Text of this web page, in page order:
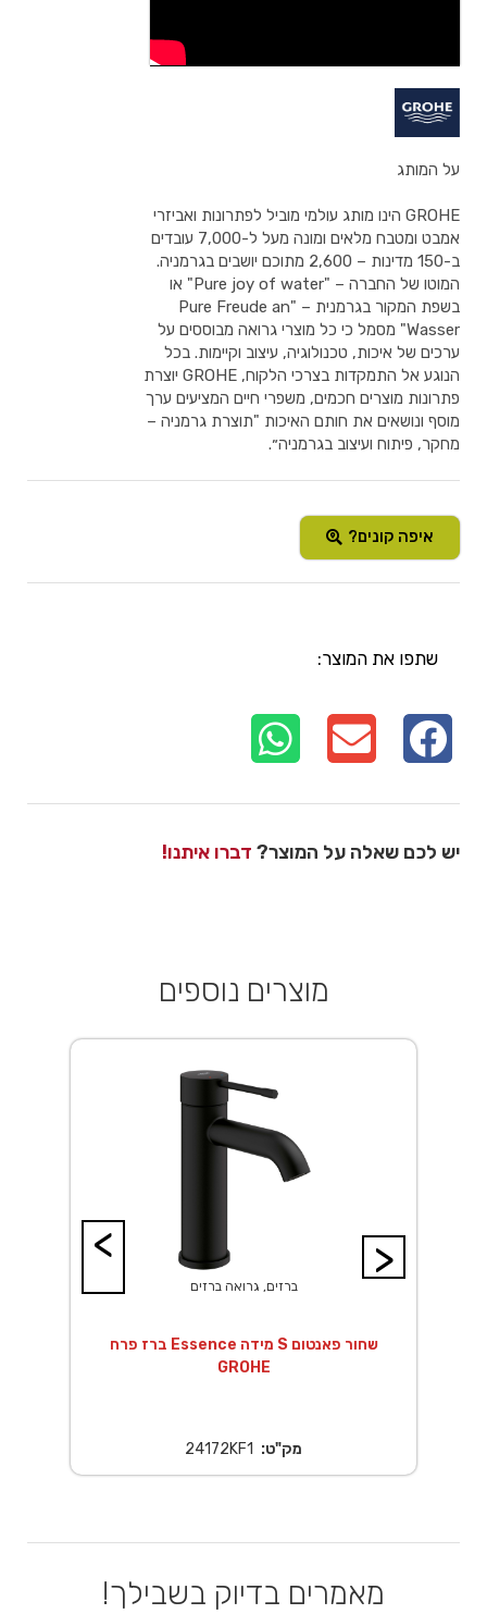
על המותג
GROHE הינו מותג עולמי מוביל לפתרונות ואביזרי
אמבט ומטבח מלאים ומונה מעל ל-7,000 עובדים
ב-150 מדינות – 2,600 מתוכם יושבים בגרמניה.
המוטו של החברה – "Pure joy of water" או
בשפת המקור בגרמנית – "Pure Freude an
Wasser" מסמל כי כל מוצרי גרואה מבוססים על
ערכים של איכות, טכנולוגיה, עיצוב וקיימות. בכל
הנוגע אל התמקדות בצרכי הלקוח, GROHE יוצרת
פתרונות מוצרים חכמים, משפרי חיים המציעים ערך
מוסף ונושאים את חותם האיכות "תוצרת גרמניה –
מחקר, פיתוח ועיצוב בגרמניה״.
איפה קונים?
שתפו את המוצר:
יש לכם שאלה על המוצר? דברו איתנו!
מוצרים נוספים
>
ברזים, גרואה ברזים
ברז פרח Essence מידה S שחור פאנטום
GROHE
מק"ט: 24172KF1
<
מאמרים בדיוק בשבילך!